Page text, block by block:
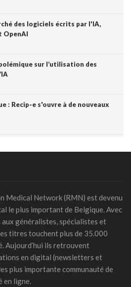
des logiciels écrits par l'IA,
OpenAI
sur l’utilisation des
: Recip-e s'ouvre à de nouveaux
les réseaux sociaux aux moins
pour renforcer le diagnostic de
Medical Network (RMN) est devenu
le plus important de Belgique. Avec
généralistes, spécialistes et
titres touchent plus de 35.000
Aujourd’hui ils retrouvent
en digital (newsletters et
plus importante communauté de
en ligne.